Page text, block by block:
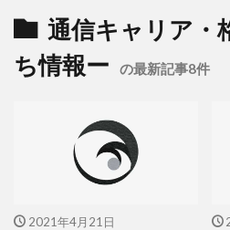
通信キャリア・
ち情報ー
の最新記事8件
2021年4月21日